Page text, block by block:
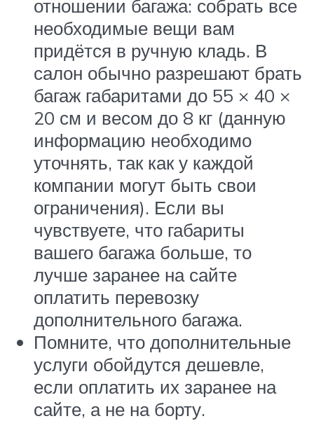
отношении багажа: собрать все
необходимые вещи вам
придётся в ручную кладь. В
салон обычно разрешают брать
багаж габаритами до 55 × 40 ×
20 см и весом до 8 кг (данную
информацию необходимо
уточнять, так как у каждой
компании могут быть свои
ограничения). Если вы
чувствуете, что габариты
вашего багажа больше, то
лучше заранее на сайте
оплатить перевозку
дополнительного багажа.
Помните, что дополнительные
услуги обойдутся дешевле,
если оплатить их заранее на
сайте, а не на борту.